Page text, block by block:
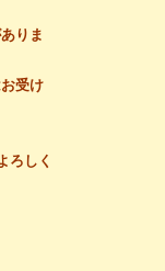
りま
受け
ろしく